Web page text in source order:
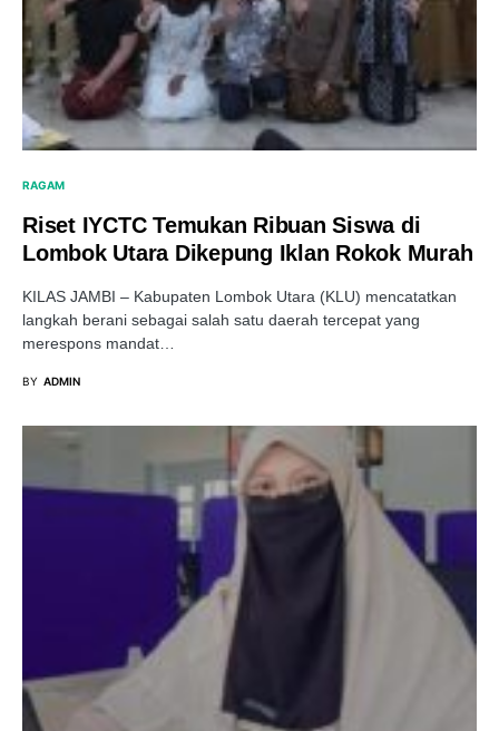
RAGAM
Riset IYCTC Temukan Ribuan Siswa di
Lombok Utara Dikepung Iklan Rokok Murah
KILAS JAMBI – Kabupaten Lombok Utara (KLU) mencatatkan
langkah berani sebagai salah satu daerah tercepat yang
merespons mandat…
BY ADMIN